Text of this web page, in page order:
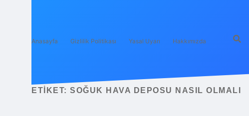
Anasayfa Gizlilik Politikası Yasal Uyarı Hakkımızda
ETIKET: SOĞUK HAVA DEPOSU NASIL OLMALI